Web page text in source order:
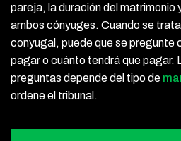
pareja, la duración del matrimonio
ambos cónyuges. Cuando se
conyugal, puede que se pregunte
pagar o cuánto tendrá que pagar.
preguntas depende del tipo de
ordene el tribunal.